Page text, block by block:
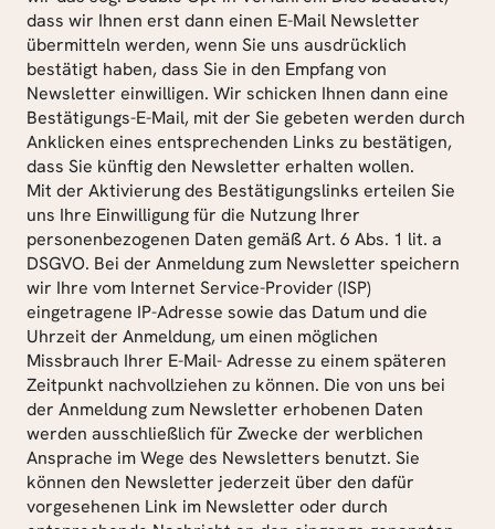
dass wir Ihnen erst dann einen E-Mail Newsletter
übermitteln werden, wenn Sie uns ausdrücklich
bestätigt haben, dass Sie in den Empfang von
Newsletter einwilligen. Wir schicken Ihnen dann eine
Bestätigungs-E-Mail, mit der Sie gebeten werden durch
Anklicken eines entsprechenden Links zu bestätigen,
dass Sie künftig den Newsletter erhalten wollen.
Mit der Aktivierung des Bestätigungslinks erteilen Sie
uns Ihre Einwilligung für die Nutzung Ihrer
personenbezogenen Daten gemäß Art. 6 Abs. 1 lit. a
DSGVO. Bei der Anmeldung zum Newsletter speichern
wir Ihre vom Internet Service-Provider (ISP)
eingetragene IP-Adresse sowie das Datum und die
Uhrzeit der Anmeldung, um einen möglichen
Missbrauch Ihrer E-Mail- Adresse zu einem späteren
Zeitpunkt nachvollziehen zu können. Die von uns bei
der Anmeldung zum Newsletter erhobenen Daten
werden ausschließlich für Zwecke der werblichen
Ansprache im Wege des Newsletters benutzt. Sie
können den Newsletter jederzeit über den dafür
vorgesehenen Link im Newsletter oder durch